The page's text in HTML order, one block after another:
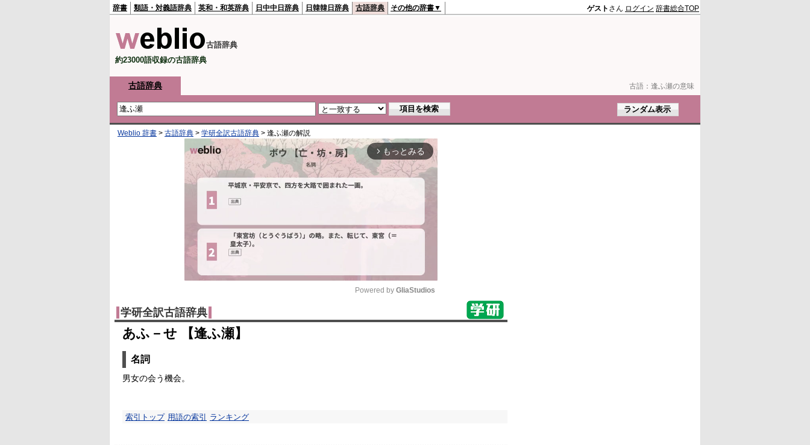
古語： 逢ふ瀬の意味
辞書 類語・対義語辞典 英和・和英辞典 日中中日辞典 日韓韓日辞典 古語辞典 その他の辞書▼ ゲスト さん ログイン 辞書総合TOP
古語辞典
約23000語収録の古語辞典
古語辞典
Weblio 辞書 > 古語辞典 > 学研全訳古語辞典 > 逢ふ瀬の解説
arrow_forward_ios もっとみる
Mute
Powered by GliaStudios
学研全訳古語辞典
あふ－せ 【逢ふ瀬】
名詞
男女の会う機会。
索引トップ 用語の索引 ランキング